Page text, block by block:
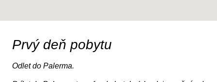
Prvý deň pobytu
Odlet do Palerma.